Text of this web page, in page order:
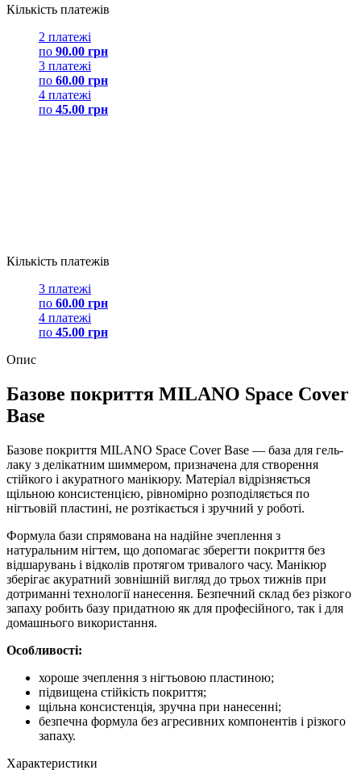
Кількість платежів
2 платежі
по 90.00 грн
3 платежі
по 60.00 грн
4 платежі
по 45.00 грн
Кількість платежів
3 платежі
по 60.00 грн
4 платежі
по 45.00 грн
Опис
Базове покриття MILANO Space Cover
Base
Базове покриття MILANO Space Cover Base — база для гель-
лаку з делікатним шиммером, призначена для створення
стійкого і акуратного манікюру. Матеріал відрізняється
щільною консистенцією, рівномірно розподіляється по
нігтьовій пластині, не розтікається і зручний у роботі.
Формула бази спрямована на надійне зчеплення з
натуральним нігтем, що допомагає зберегти покриття без
відшарувань і відколів протягом тривалого часу. Манікюр
зберігає акуратний зовнішній вигляд до трьох тижнів при
дотриманні технології нанесення. Безпечний склад без різкого
запаху робить базу придатною як для професійного, так і для
домашнього використання.
Особливості:
хороше зчеплення з нігтьовою пластиною;
підвищена стійкість покриття;
щільна консистенція, зручна при нанесенні;
безпечна формула без агресивних компонентів і різкого
запаху.
Характеристики